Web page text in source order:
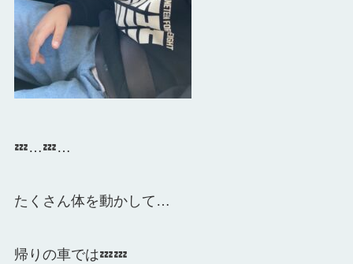
💤…💤…
たくさん体を動かして…
帰りの車では💤💤